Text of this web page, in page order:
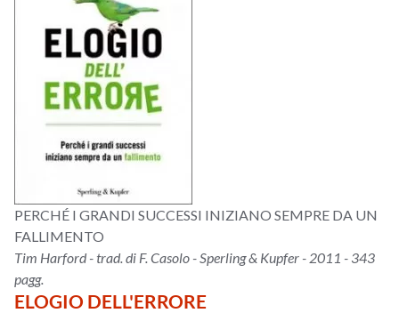
PERCHÉ I GRANDI SUCCESSI INIZIANO SEMPRE DA UN
FALLIMENTO
Tim Harford - trad. di F. Casolo - Sperling & Kupfer - 2011 - 343
pagg.
ELOGIO DELL'ERRORE